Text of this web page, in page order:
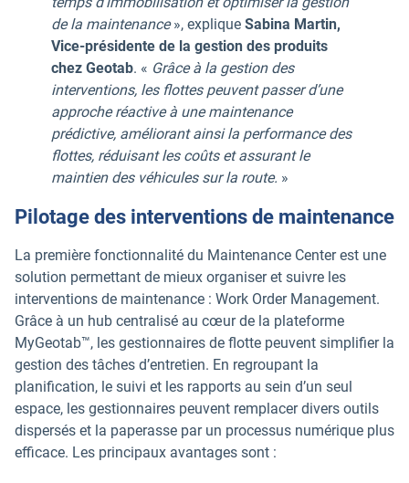
de la maintenance», explique Sabina Martin,
Vice-présidente de la gestion des produits
chez Geotab. « Grâce à la gestion des
interventions, les flottes peuvent passer d’une
approche réactive à une maintenance
prédictive, améliorant ainsi la performance des
flottes, réduisant les coûts et assurant le
maintien des véhicules sur la route. »
Pilotage des interventions de maintenance
La première fonctionnalité du Maintenance Center est une
solution permettant de mieux organiser et suivre les
interventions de maintenance : Work Order Management.
Grâce à un hub centralisé au cœur de la plateforme
MyGeotab™, les gestionnaires de flotte peuvent simplifier la
gestion des tâches d’entretien. En regroupant la
planification, le suivi et les rapports au sein d’un seul
espace, les gestionnaires peuvent remplacer divers outils
dispersés et la paperasse par un processus numérique plus
efficace. Les principaux avantages sont :